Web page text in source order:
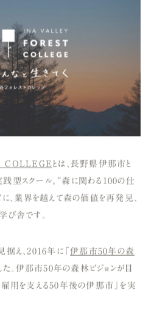
とは、長野県伊那市と
型スクール。“森に関わる100の仕
に、業界を越えて森の価値を再発見、
び舎です。
え、2016年に「 伊那市50年の森
た。伊那市50年の森林ビジョンが目
雇用を支える50年後の伊那市」を実